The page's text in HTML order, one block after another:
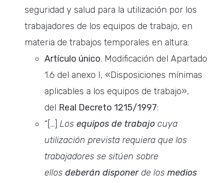
seguridad y salud para la utilización por los
trabajadores de los equipos de trabajo, en
materia de trabajos temporales en altura:
Artículo único. Modificación del Apartado
1.6 del anexo I, «Disposiciones mínimas
aplicables a los equipos de trabajo»,
del Real Decreto 1215/1997:
“[…] Los equipos de trabajo cuya
utilización prevista requiera que los
trabajadores se sitúen sobre
ellos deberán disponerde los medios